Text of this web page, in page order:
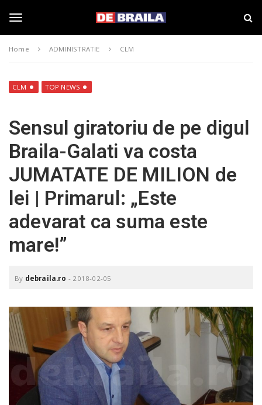
g
l
e
n
a
v
i
i
a
a
–
d
e
b
r
a
i
l
a
.
r
Home ADMINISTRATIE CLM
CLM TOP NEWS
Sensul giratoriu de pe digul
Braila-Galati va costa
JUMATATE DE MILION de
lei | Primarul: „Este
adevarat ca suma este
mare!”
By debraila.ro - 2018-02-05